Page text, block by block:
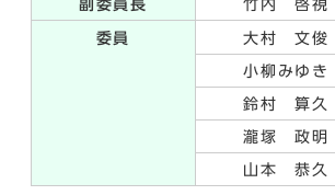
副委員長 竹内 啓視
委員 大村 文俊
小柳みゆき
鈴村 算久
瀧塚 政明
山本 恭久